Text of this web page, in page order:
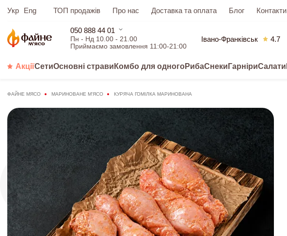
Укр Eng ТОП продажів Про нас Доставка та оплата Блог Контакти
050 888 44 01
Пн - Нд 10.00 - 21.00
Приймаємо замовлення 11:00-21:00
Івано-Франківськ 4.7
АкціїСетиОсновні страви Комбо для одногоРибаСнеки ГарніриСалати
ФАЙНЕ МЯСО МАРИНОВАНЕ М'ЯСО КУРЯЧА ГОМІЛКА МАРИНОВАНА